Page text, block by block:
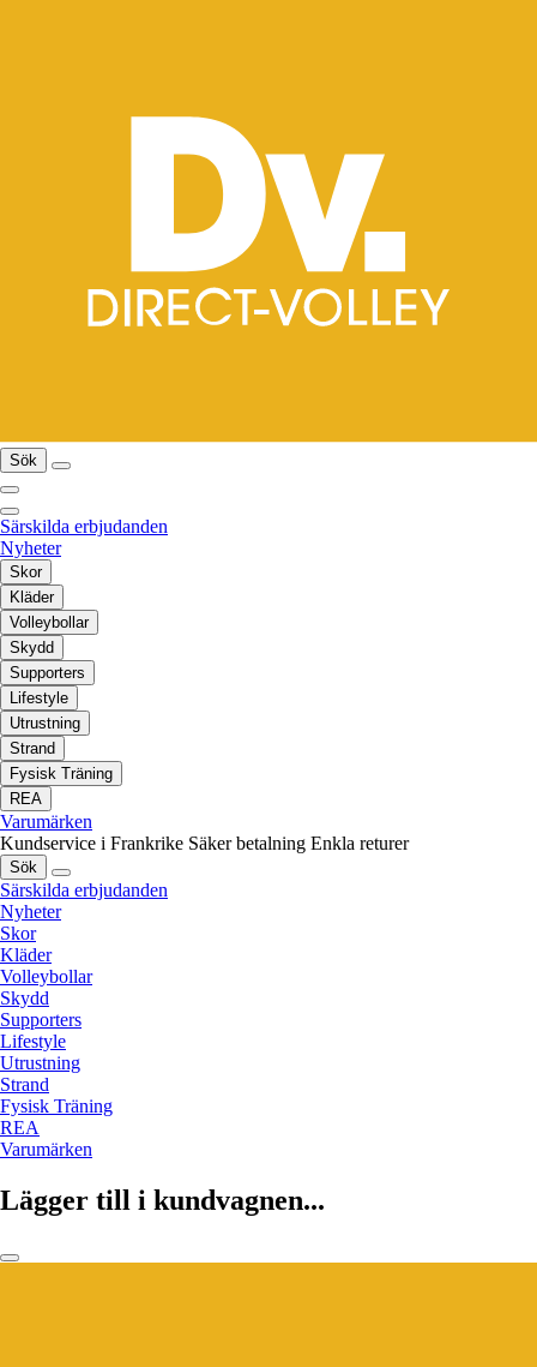
Sök
Särskilda erbjudanden
Nyheter
Skor
Kläder
Volleybollar
Skydd
Supporters
Lifestyle
Utrustning
Strand
Fysisk Träning
REA
Varumärken
Kundservice i Frankrike Säker betalning Enkla returer
Sök
Särskilda erbjudanden
Nyheter
Skor
Kläder
Volleybollar
Skydd
Supporters
Lifestyle
Utrustning
Strand
Fysisk Träning
REA
Varumärken
Lägger till i kundvagnen...